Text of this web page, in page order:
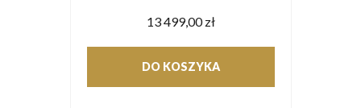
13 499,00 zł
DO KOSZYKA